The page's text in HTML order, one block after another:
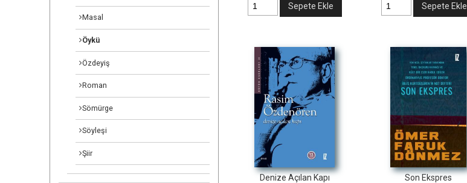
Masal
Öykü
Özdeyiş
Roman
Sömürge
Söyleşi
Şiir
Sepete Ekle Sepete Ekle
Denize Açılan Kapı Son Ekspres